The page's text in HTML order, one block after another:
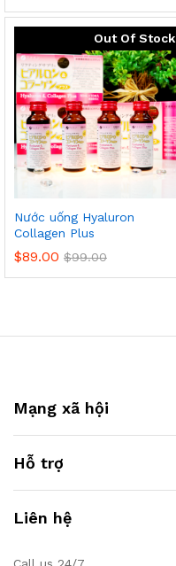
Out Of Stock
Nước uống Hyaluron
Collagen Plus
$89.00 $99.00
Mạng xã hội
Hỗ trợ
Liên hệ